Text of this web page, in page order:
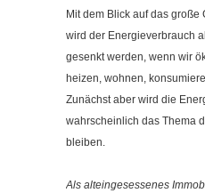
Mit dem Blick auf das
wird der Energieverbrauch
gesenkt werden, wenn wir
heizen, wohnen,
Zunächst aber wird die
wahrscheinlich das Thema
bleiben.
Als alteingesessenes